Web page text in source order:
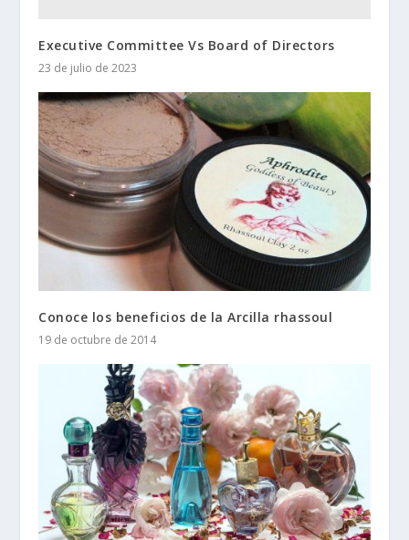
Executive Committee Vs Board of Directors
23 de julio de 2023
Conoce los beneficios de la Arcilla rhassoul
19 de octubre de 2014